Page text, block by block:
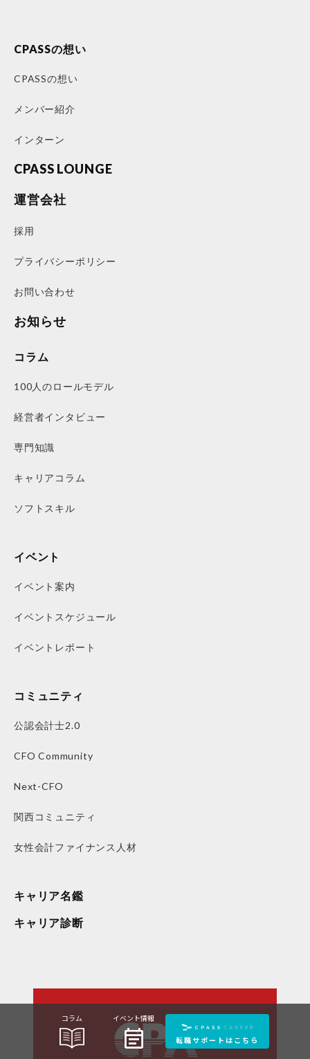
コラム イベント情報
event_note 転職サポートはこちら
CPASSの想い
CPASSの想い
メンバー紹介
インターン
CPASS LOUNGE
運営会社
採用
プライバシーポリシー
お問い合わせ
お知らせ
コラム
100人のロールモデル
経営者インタビュー
専門知識
キャリアコラム
ソフトスキル
イベント
イベント案内
イベントスケジュール
イベントレポート
コミュニティ
公認会計士2.0
CFO Community
Next-CFO
関西コミュニティ
女性会計ファイナンス人材
キャリア名鑑
キャリア診断